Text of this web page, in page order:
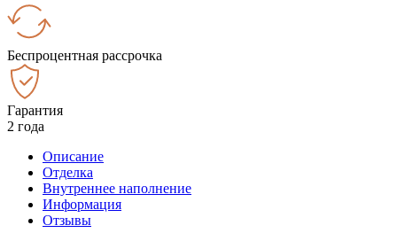
Беспроцентная рассрочка
Гарантия
2 года
Описание
Отделка
Внутреннее наполнение
Информация
Отзывы